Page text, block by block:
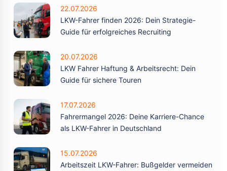
22.07.2026
LKW-Fahrer finden 2026: Dein Strategie-
Guide für erfolgreiches Recruiting
20.07.2026
LKW Fahrer Haftung & Arbeitsrecht: Dein
Guide für sichere Touren
17.07.2026
Fahrermangel 2026: Deine Karriere-Chance
als LKW-Fahrer in Deutschland
15.07.2026
Arbeitszeit LKW-Fahrer: Bußgelder vermeiden